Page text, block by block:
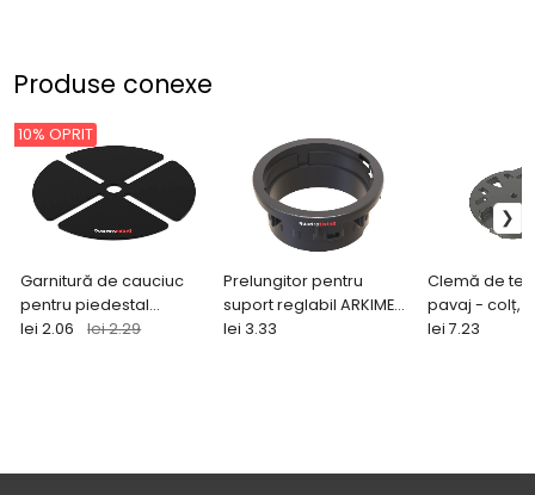
Produse conexe
Garnitură de cauciuc
pentru piedestal
reglabil pentru pavaj
10% OPRIT
lei 2.06 lei 2.29
Prelungitor pentru
suport reglabil ARKIMEDE
25 mm
lei 3.33
Clemă de
pavaj - colț,
profil din
lei 7.23